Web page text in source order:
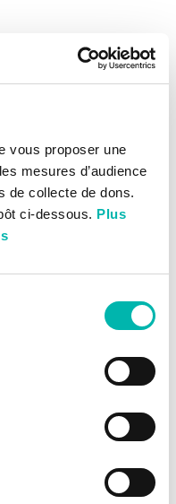
vous proposer une
mesures d’audience
de collecte de dons.
ci-dessous. Plus